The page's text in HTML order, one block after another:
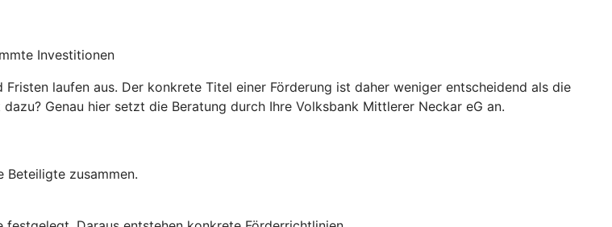
Investitionen
laufen aus. Der konkrete Titel einer Förderung ist daher weniger entscheidend als die
Genau hier setzt die Beratung durch Ihre Volksbank Mittlerer Neckar eG an.
Beteiligte zusammen.